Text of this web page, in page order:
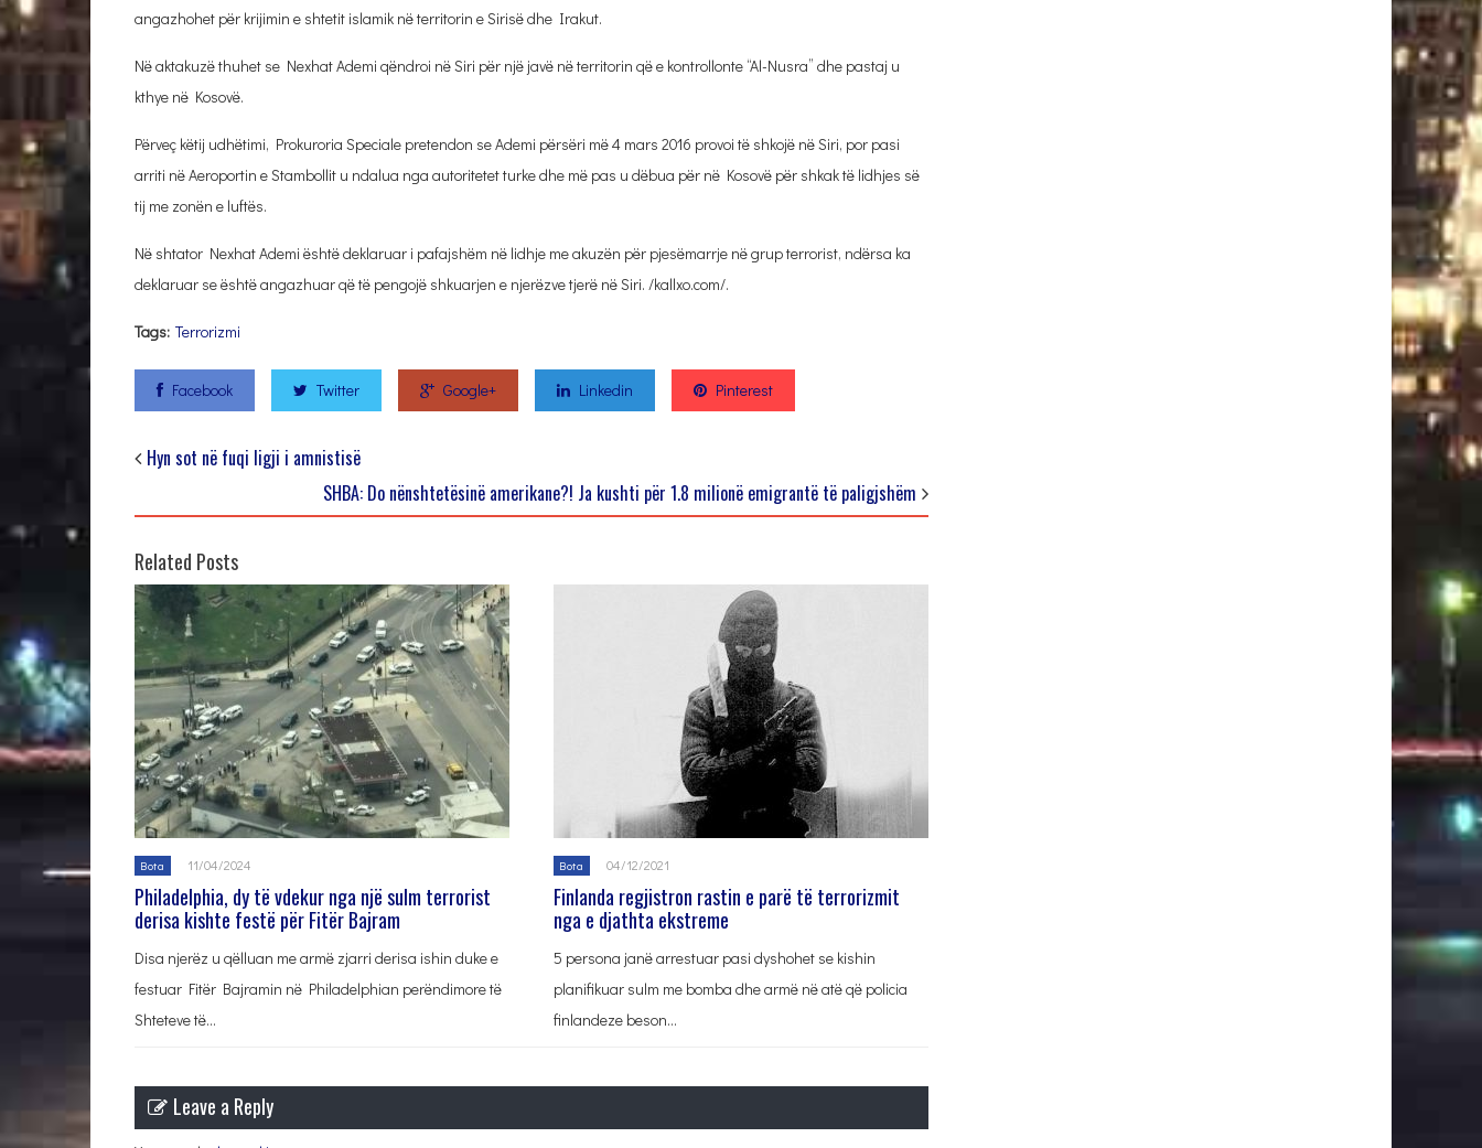
angazhohet për krijimin e shtetit islamik në territorin e Sirisë dhe Irakut.
Në aktakuzë thuhet se Nexhat Ademi qëndroi në Siri për një javë në territorin që e kontrollonte “Al-Nusra” dhe pastaj u
kthye në Kosovë.
Përveç këtij udhëtimi, Prokuroria Speciale pretendon se Ademi përsëri më 4 mars 2016 provoi të shkojë në Siri, por pasi
arriti në Aeroportin e Stambollit u ndalua nga autoritetet turke dhe më pas u dëbua për në Kosovë për shkak të lidhjes së
tij me zonën e luftës.
Në shtator Nexhat Ademi është deklaruar i pafajshëm në lidhje me akuzën për pjesëmarrje në grup terrorist, ndërsa ka
deklaruar se është angazhuar që të pengojë shkuarjen e njerëzve tjerë në Siri. /kallxo.com/.
Tags: Terrorizmi
Facebook Twitter Google+ Linkedin Pinterest
Hyn sot në fuqi ligji i amnistisë
SHBA: Do nënshtetësinë amerikane?! Ja kushti për 1.8 milionë emigrantë të paligjshëm
Related Posts
Bota 11/04/2024
Philadelphia, dy të vdekur nga një sulm terrorist
derisa kishte festë për Fitër Bajram
Disa njerëz u qëlluan me armë zjarri derisa ishin duke e
festuar Fitër Bajramin në Philadelphian perëndimore të
Shteteve të…
Bota 04/12/2021
Finlanda regjistron rastin e parë të terrorizmit
nga e djathta ekstreme
5 persona janë arrestuar pasi dyshohet se kishin
planifikuar sulm me bomba dhe armë në atë që policia
finlandeze beson…
Leave a Reply